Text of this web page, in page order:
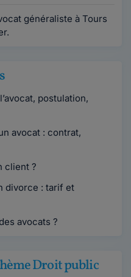
généraliste à Tours
postulation,
avocat : contrat,
client ?
divorce : tarif et
avocats ?
Droit public